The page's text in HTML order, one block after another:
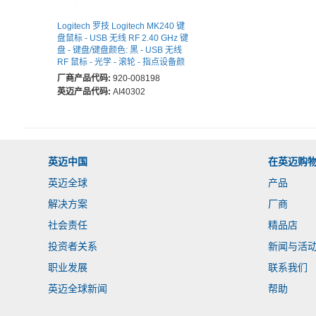
Logitech 罗技 Logitech MK240 键
盘鼠标 - USB 无线 RF 2.40 GHz 键
盘 - 键盘/键盘颜色: 黑 - USB 无线
RF 鼠标 - 光学 - 滚轮 - 指点设备颜
色: 黑 - 对称 - AAA - 兼容 PC
厂商产品代码: 920-008198
英迈产品代码: AI40302
英迈中国
英迈全球
解决方案
社会责任
投资者关系
职业发展
英迈全球新闻
在英迈购
产品
厂商
精品店
新闻与活
联系我们
帮助